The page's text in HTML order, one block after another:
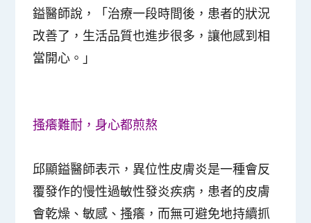
鎰醫師說，「治療一段時間後，患者的狀況
改善了，生活品質也進步很多，讓他感到相
當開心。」
搔癢難耐，身心都煎熬
邱顯鎰醫師表示，異位性皮膚炎是一種會反
覆發作的慢性過敏性發炎疾病，患者的皮膚
會乾燥、敏感、搔癢，而無可避免地持續抓